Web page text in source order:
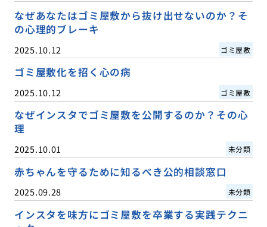
なぜあなたはゴミ屋敷から抜け出せないのか？そ
の心理的ブレーキ
2025.10.12 ゴミ屋敷
ゴミ屋敷化を招く心の病
2025.10.12 ゴミ屋敷
なぜインスタでゴミ屋敷を公開するのか？その心
理
2025.10.01 未分類
赤ちゃんを守るために知るべき公的相談窓口
2025.09.28 未分類
インスタを味方にゴミ屋敷を卒業する実践テクニ